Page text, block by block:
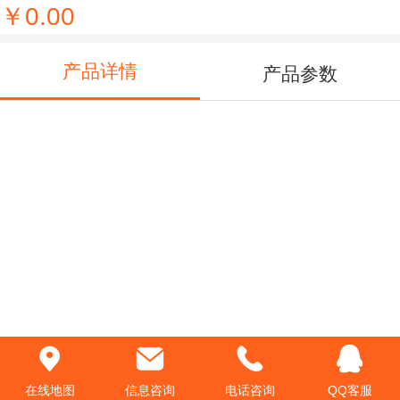
￥0.00
产品详情 产品参数
在线地图 信息咨询 电话咨询 QQ客服